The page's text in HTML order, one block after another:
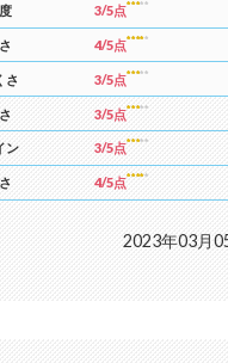
3/5点
4/5点
さ 3/5点
3/5点
ン 3/5点
4/5点
2023年03月